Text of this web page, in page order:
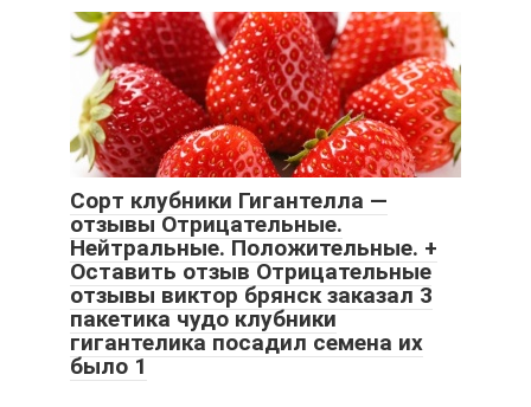
Сорт клубники Гигантелла —
отзывы Отрицательные.
Нейтральные. Положительные. +
Оставить отзыв Отрицательные
отзывы виктор брянск заказал 3
пакетика чудо клубники
гигантелика посадил семена их
было 1